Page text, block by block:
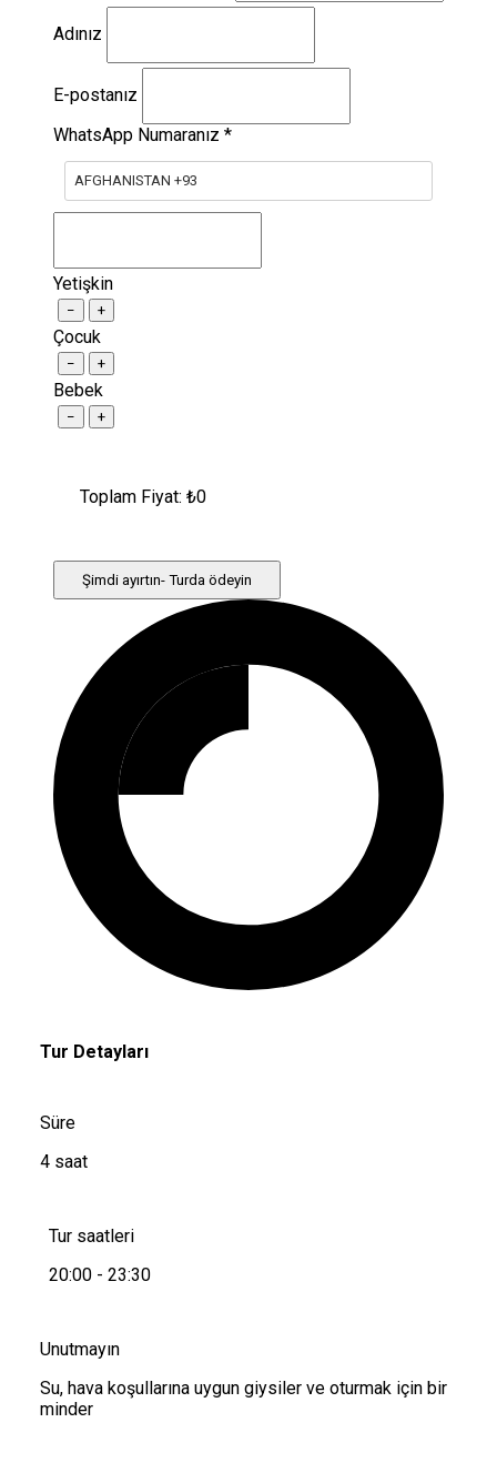
Adınız
E-postanız
WhatsApp Numaranız *
AFGHANISTAN +93
Yetişkin
− +
Çocuk
− +
Bebek
− +
Toplam Fiyat: ₺0
Şimdi ayırtın- Turda ödeyin
Tur Detayları
Süre
4 saat
Tur saatleri
20:00 - 23:30
Unutmayın
Su, hava koşullarına uygun giysiler ve oturmak için bir
minder